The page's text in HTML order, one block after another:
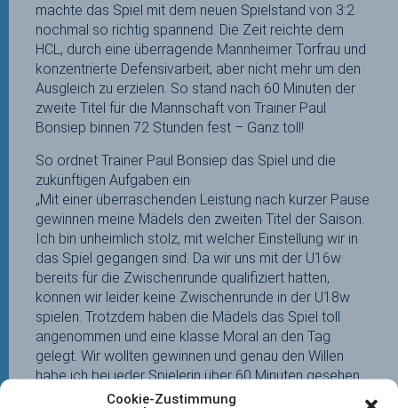
Cookie-Zustimmung
machte das Spiel mit dem neuen Spielstand von 3:2
nochmal so richtig spannend. Die Zeit reichte dem
HCL, durch eine überragende Mannheimer Torfrau und
konzentrierte Defensivarbeit, aber nicht mehr um den
Ausgleich zu erzielen. So stand nach 60 Minuten der
zweite Titel für die Mannschaft von Trainer Paul
Bonsiep binnen 72 Stunden fest – Ganz toll!
So ordnet Trainer Paul Bonsiep das Spiel und die
zukünftigen Aufgaben ein
„Mit einer überraschenden Leistung nach kurzer Pause
gewinnen meine Mädels den zweiten Titel der Saison.
Ich bin unheimlich stolz, mit welcher Einstellung wir in
das Spiel gegangen sind. Da wir uns mit der U16w
bereits für die Zwischenrunde qualifiziert hatten,
können wir leider keine Zwischenrunde in der U18w
spielen. Trotzdem haben die Mädels das Spiel toll
angenommen und eine klasse Moral an den Tag
gelegt. Wir wollten gewinnen und genau den Willen
habe ich bei jeder Spielerin über 60 Minuten gesehen.
Einer engagierten Defensivleistung und unserer